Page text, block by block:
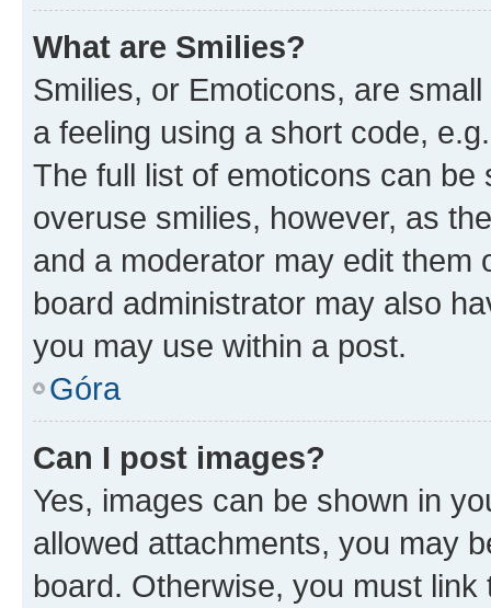
What are Smilies?
Smilies, or Emoticons, are
a feeling using a short code,
The full list of emoticons can
overuse smilies, however, as
and a moderator may edit them
board administrator may also
you may use within a post.
Góra
Can I post images?
Yes, images can be shown in
allowed attachments, you may
board. Otherwise, you must